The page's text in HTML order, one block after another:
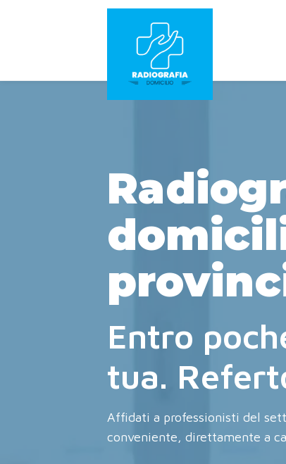
Entro
tua.
Affidati a professionisti del
conveniente, direttamente a